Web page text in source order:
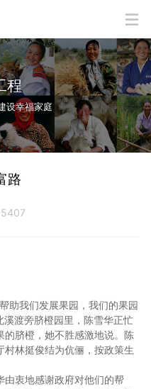
程
设幸福家庭
路
我们发展果园，我们的果园
溪渡旁脐橙园里，陈雪华正忙
的脐橙，她不胜感激地说。陈
村林挺俊结为伉俪，按政策生
衷地感谢政府对他们的帮